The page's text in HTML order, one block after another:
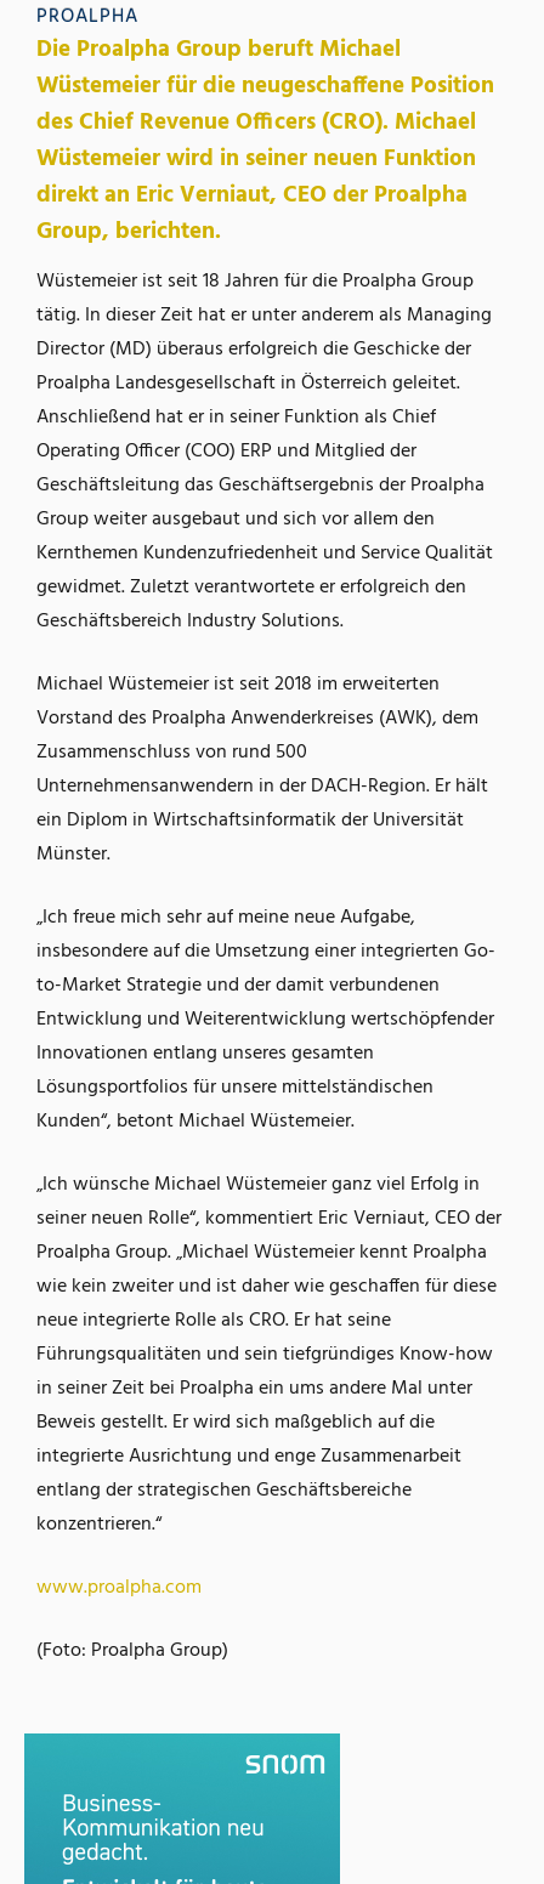
PROALPHA
Die Proalpha Group beruft Michael
Wüstemeier für die neugeschaffene Position
des Chief Revenue Officers (CRO). Michael
Wüstemeier wird in seiner neuen Funktion
direkt an Eric Verniaut, CEO der Proalpha
Group, berichten.
Wüstemeier ist seit 18 Jahren für die Proalpha Group
tätig. In dieser Zeit hat er unter anderem als Managing
Director (MD) überaus erfolgreich die Geschicke der
Proalpha Landesgesellschaft in Österreich geleitet.
Anschließend hat er in seiner Funktion als Chief
Operating Officer (COO) ERP und Mitglied der
Geschäftsleitung das Geschäftsergebnis der Proalpha
Group weiter ausgebaut und sich vor allem den
Kernthemen Kundenzufriedenheit und Service Qualität
gewidmet. Zuletzt verantwortete er erfolgreich den
Geschäftsbereich Industry Solutions.
Michael Wüstemeier ist seit 2018 im erweiterten
Vorstand des Proalpha Anwenderkreises (AWK), dem
Zusammenschluss von rund 500
Unternehmensanwendern in der DACH-Region. Er hält
ein Diplom in Wirtschaftsinformatik der Universität
Münster.
„Ich freue mich sehr auf meine neue Aufgabe,
insbesondere auf die Umsetzung einer integrierten Go-
to-Market Strategie und der damit verbundenen
Entwicklung und Weiterentwicklung wertschöpfender
Innovationen entlang unseres gesamten
Lösungsportfolios für unsere mittelständischen
Kunden“, betont Michael Wüstemeier.
„Ich wünsche Michael Wüstemeier ganz viel Erfolg in
seiner neuen Rolle“, kommentiert Eric Verniaut, CEO der
Proalpha Group. „Michael Wüstemeier kennt Proalpha
wie kein zweiter und ist daher wie geschaffen für diese
neue integrierte Rolle als CRO. Er hat seine
Führungsqualitäten und sein tiefgründiges Know-how
in seiner Zeit bei Proalpha ein ums andere Mal unter
Beweis gestellt. Er wird sich maßgeblich auf die
integrierte Ausrichtung und enge Zusammenarbeit
entlang der strategischen Geschäftsbereiche
konzentrieren.“
www.proalpha.com
(Foto: Proalpha Group)